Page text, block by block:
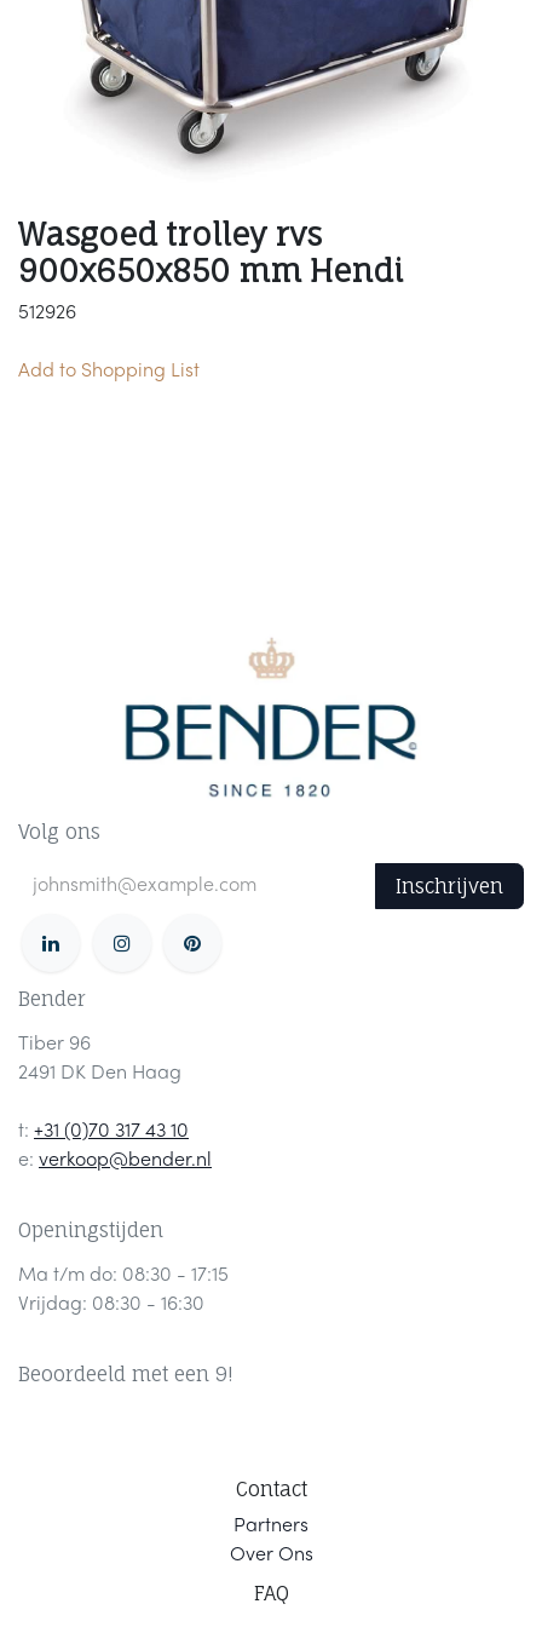
Wasgoed trolley rvs
900x650x850 mm Hendi
512926
Add to Shopping List
Volg ons
Inschrijven
Bender
Tiber 96
2491 DK Den Haag
t: +31 (0)70 317 43 10
e: verkoop@bender.nl
Openingstijden
Ma t/m do: 08:30 - 17:15
Vrijdag: 08:30 - 16:30
Beoordeeld met een 9!
Contact
Partners
Over Ons
FAQ